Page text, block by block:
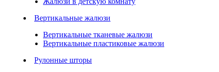
Вертикальные жалюзи
Вертикальные тканевые жалюзи
Вертикальные пластиковые жалюзи
Рулонные шторы